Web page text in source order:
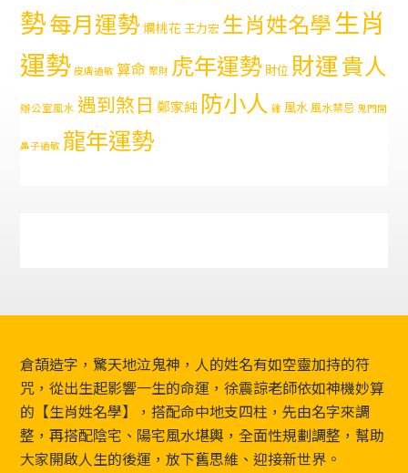
勢每月運勢 爛桃花 王力宏 生肖姓名學生肖
運勢 皮膚過敏 算命 聚財 虎年運勢 財位 財運貴人
辦公室風水 遇到煞日 鄭家純 防小人 雞 風水 風水禁忌 鬼門開
鼻子過敏 龍年運勢
Footer
倉頡造字，驚天地泣鬼神，人的姓名有如空靈加持的符
咒，從出生起影響一生的命運，徐震諒老師依如神機妙算
的【生肖姓名學】，搭配命中地支四柱，先由名字來調
整，再搭配陰宅、陽宅風水堪輿，全面性規劃調整，幫助
大家開啟人生的後運，放下舊思維、迎接新世界。